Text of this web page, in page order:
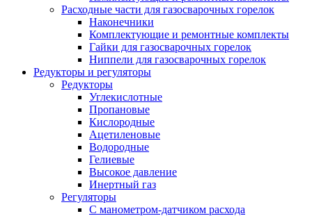
Расходные части для газосварочных горелок
Наконечники
Комплектующие и ремонтные комплекты
Гайки для газосварочных горелок
Ниппели для газосварочных горелок
Редукторы и регуляторы
Редукторы
Углекислотные
Пропановые
Кислородные
Ацетиленовые
Водородные
Гелиевые
Высокое давление
Инертный газ
Регуляторы
С манометром-датчиком расхода